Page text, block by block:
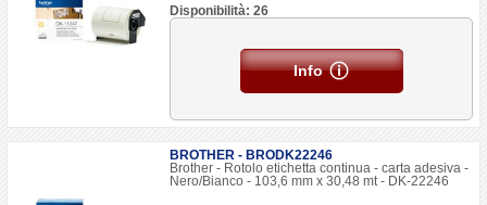
Disponibilità: 26
Info
BROTHER - BRODK22246
Brother - Rotolo etichetta continua - carta adesiva -
Nero/Bianco - 103,6 mm x 30,48 mt - DK-22246